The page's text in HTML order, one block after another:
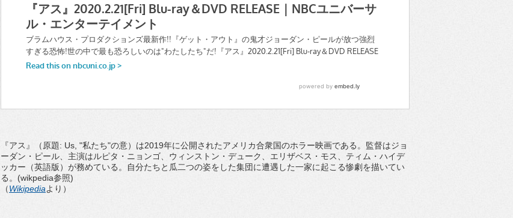
『アス』（原題: Us, "私たち"の意）は2019年に公開されたアメリカ合衆国のホラー映画である。監督はジョ
ーダン・ピール、主演はルピタ・ニョンゴ、ウィンストン・デューク、エリザベス・モス、ティム・ハイデ
ッカー（英語版）が務めている。自分たちと瓜二つの姿をした集団に遭遇した一家に起こる惨劇を描いてい
る。(wikpedia参照)
（Wikipediaより）